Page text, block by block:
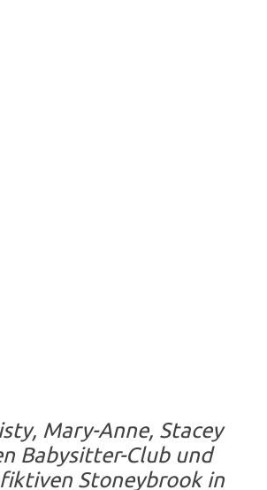
Mary-Anne, Stacey
Babysitter-Club und
Stoneybrook in